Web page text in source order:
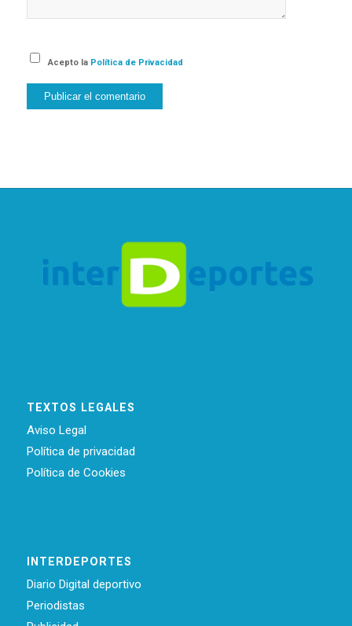
Acepto la Política de Privacidad
TEXTOS LEGALES
Aviso Legal
Política de privacidad
Política de Cookies
INTERDEPORTES
Diario Digital deportivo
Periodistas